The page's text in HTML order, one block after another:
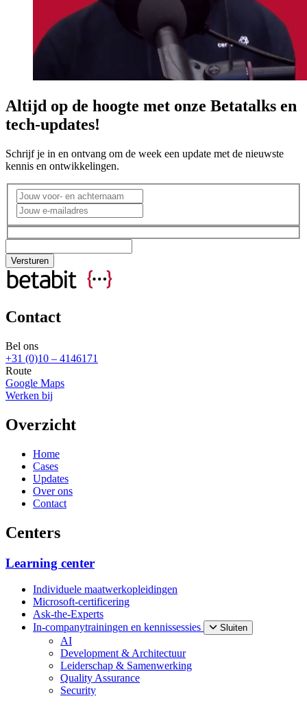
Altijd op de hoogte met onze Betatalks en
tech-updates!
Schrijf je in en ontvang om de week een update met de nieuwste
kennis en ontwikkelingen.
Contact
Bel ons
+31 (0)10 – 4146171
Route
Google Maps
Werken bij
Overzicht
Home
Cases
Updates
Over ons
Contact
Centers
Learning center
Individuele maatwerkopleidingen
Microsoft-certificering
Ask-the-Experts
In-companytrainingen en kennissessies
Sluiten
AI
Development & Architectuur
Leiderschap & Samenwerking
Quality Assurance
Security